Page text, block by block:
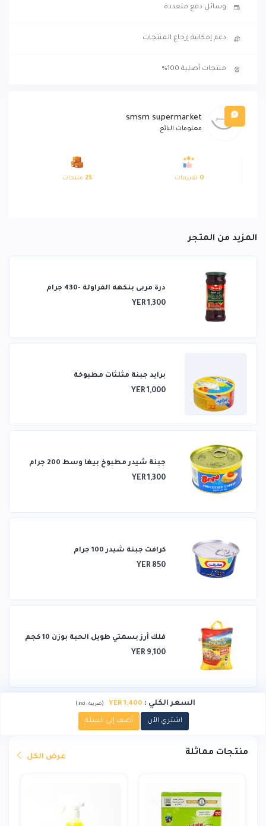
وسائل دفع متعددة
دعم إمكانية إرجاع المنتجات
منتجات أصلية 100%
smsm supermarket
معلومات البائع
0 تقييمات 25 منتجات
المزيد من المتجر
درة مربى بنكهه الفراولة -430 جرام
YER 1,300
برايد جبنة مثلثات مطبوخة
YER 1,000
جبنة شيدر مطبوخ بيغا وسط 200 جرام
YER 1,300
كرافت جبنة شيدر 100 جرام
YER 850
فلك أرز بسمتي طويل الحبة بوزن 10 كجم
YER 9,100
السعر الكلي :
1,400 YER
(ضريبة : incl.
)
اشتري الآن أضف إلى السلة
منتجات مماثلة عرض الكل